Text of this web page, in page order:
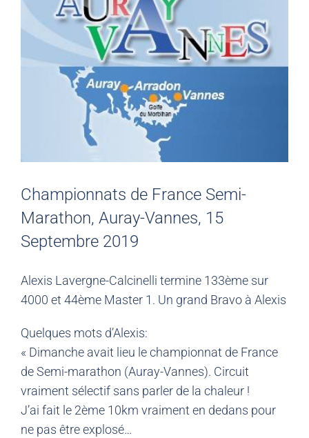
Championnats de France Semi-
Marathon, Auray-Vannes, 15
Septembre 2019
Alexis Lavergne-Calcinelli termine 133ème sur
4000 et 44ème Master 1. Un grand Bravo à Alexis
Quelques mots d’Alexis:
« Dimanche avait lieu le championnat de France
de Semi-marathon (Auray-Vannes). Circuit
vraiment sélectif sans parler de la chaleur !
J’ai fait le 2ème 10km vraiment en dedans pour
ne pas être explosé…